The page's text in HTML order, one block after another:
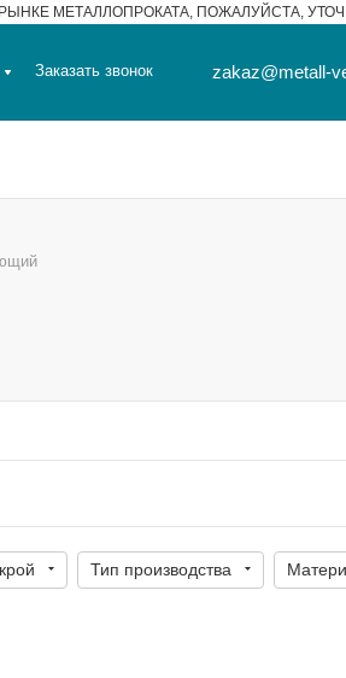
МЕТАЛЛОПРОКАТА, ПОЖАЛУЙСТА,
Заказать звонок zakaz@metall-
Тип производства